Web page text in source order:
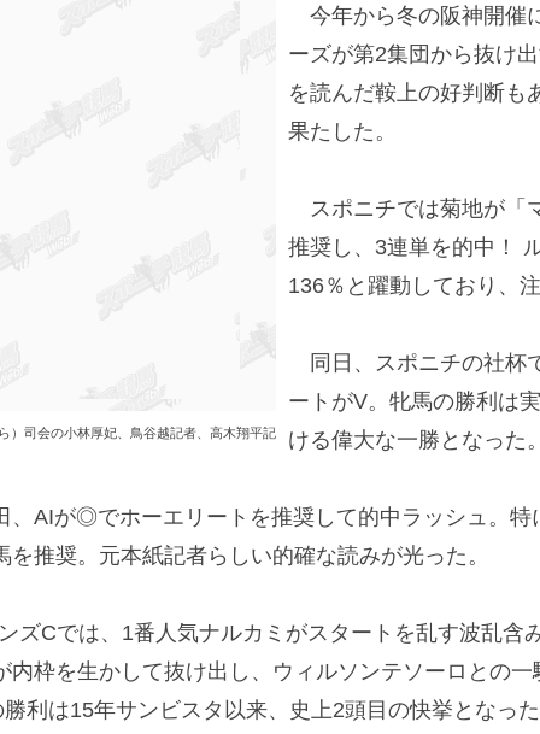
）司会の小林厚妃、鳥谷越記者、高木翔平記
今年から冬の阪神開催
ーズが第2集団から抜け
を読んだ鞍上の好判断も
果たした。
スポニチでは菊地が「
推奨し、3連単を的中！
136％と躍動しており、
同日、スポニチの社杯
ートがV。牝馬の勝利は
ける偉大な一勝となった
AIが◎でホーエリートを推奨して的中ラッシュ。特
推奨。元本紙記者らしい的確な読みが光った。
Cでは、1番人気ナルカミがスタートを乱す波乱含
枠を生かして抜け出し、ウィルソンテソーロとの
利は15年サンビスタ以来、史上2頭目の快挙となっ